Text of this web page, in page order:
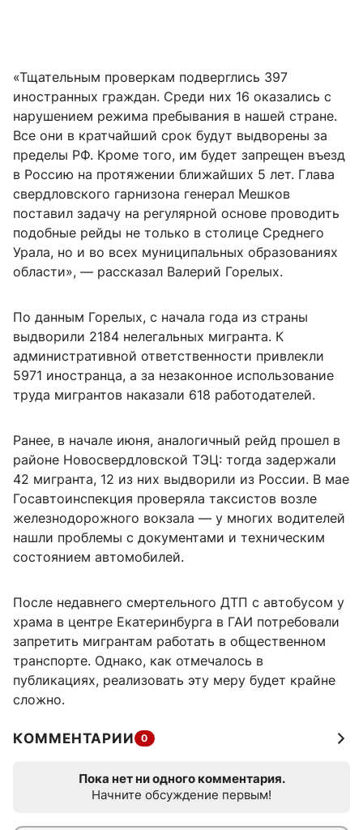
«Тщательным проверкам подверглись 397
иностранных граждан. Среди них 16 оказались с
нарушением режима пребывания в нашей стране.
Все они в кратчайший срок будут выдворены за
пределы РФ. Кроме того, им будет запрещен въезд
в Россию на протяжении ближайших 5 лет. Глава
свердловского гарнизона генерал Мешков
поставил задачу на регулярной основе проводить
подобные рейды не только в столице Среднего
Урала, но и во всех муниципальных образованиях
области», — рассказал Валерий Горелых.
По данным Горелых, с начала года из страны
выдворили 2184 нелегальных мигранта. К
административной ответственности привлекли
5971 иностранца, а за незаконное использование
труда мигрантов наказали 618 работодателей.
Ранее, в начале июня, аналогичный рейд прошел в
районе Новосвердловской ТЭЦ: тогда задержали
42 мигранта, 12 из них выдворили из России. В мае
Госавтоинспекция проверяла таксистов возле
железнодорожного вокзала — у многих водителей
нашли проблемы с документами и техническим
состоянием автомобилей.
После недавнего смертельного ДТП с автобусом у
храма в центре Екатеринбурга в ГАИ потребовали
запретить мигрантам работать в общественном
транспорте. Однако, как отмечалось в
публикациях, реализовать эту меру будет крайне
сложно.
КОММЕНТАРИИ 0
Пока нет ни одного комментария.
Начните обсуждение первым!